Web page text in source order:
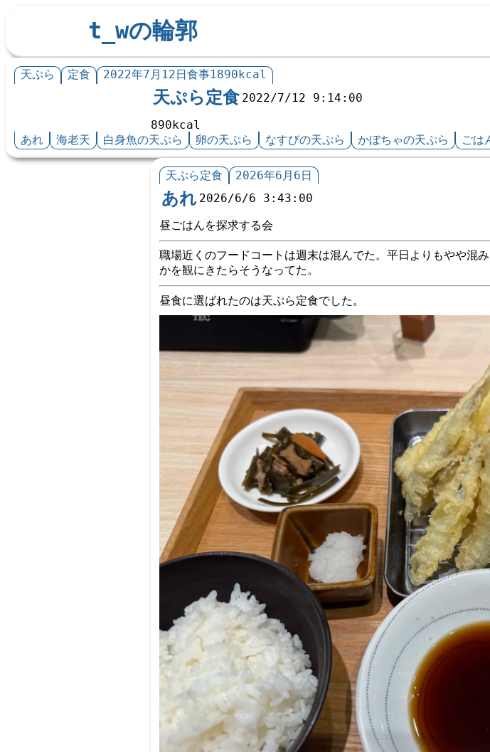
t_wの輪郭
天ぷら 定食 2022年7月12日食事1890kcal
天ぷら定食 2022/7/12 9:14:00
890kcal
あれ
海老天 白身魚の天ぷら 卵の天ぷら なすびの天ぷら かぼちゃの天ぷら ごは
天ぷら定食 2026年6月6日
あれ 2026/6/6 3:43:00
昼ごはんを探求する会
職場近くのフードコートは週末は混んでた。平日よりもやや混
かを観にきたらそうなってた。
昼食に選ばれたのは天ぷら定食でした。